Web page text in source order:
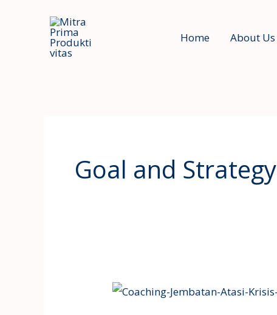
Home About Us
Goal and Strategy
Coaching